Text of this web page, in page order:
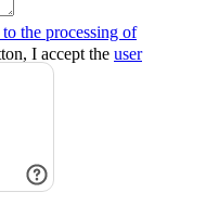
the processing of
I accept the user